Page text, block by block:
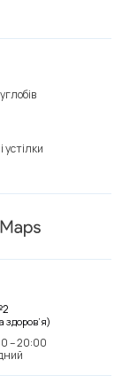
здоров’я)
– 20:00
устілки
та